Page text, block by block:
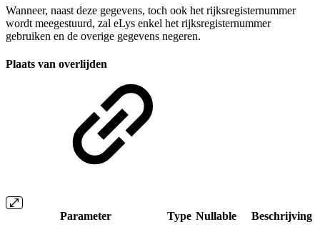
Wanneer, naast deze gegevens, toch ook het rijksregisternummer
wordt meegestuurd, zal eLys enkel het rijksregisternummer
gebruiken en de overige gegevens negeren.
Plaats van overlijden
Parameter Type Nullable Beschrijving